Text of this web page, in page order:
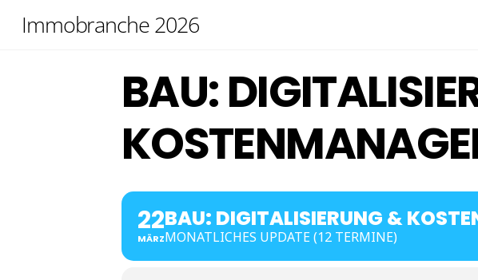
Immobranche 2026
BAU:
22
MÄRZ
BAU: DIGITALISIERUNG &
MONATLICHES UPDATE (12 TERMINE)